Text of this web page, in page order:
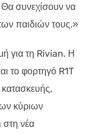
συνεχίσουν να
παιδιών τους.»
για τη Rivian. Η
το φορτηγό R1T
κύριων
στη νέα